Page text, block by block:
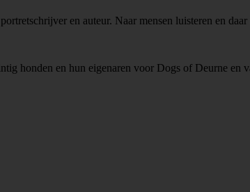
en auteur. Naar mensen luisteren en
honden en hun eigenaren voor Dogs of Deurne